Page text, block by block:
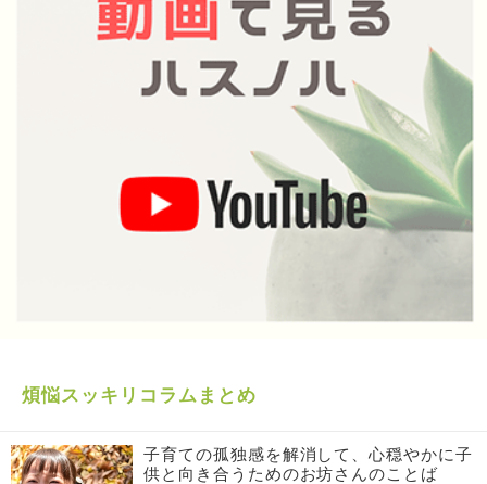
煩悩スッキリコラムまとめ
子育ての孤独感を解消して、心穏やかに子
供と向き合うためのお坊さんのことば